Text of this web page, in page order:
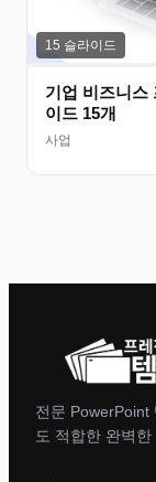
15 슬라이드
기업 비즈니스
이드 15개
사업
전문 PowerPoint
도 적합한 완벽한